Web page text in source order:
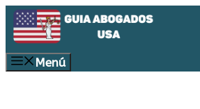
Saltar
al
contenido
Menú